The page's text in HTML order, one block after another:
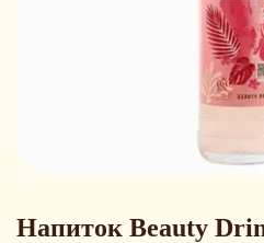
Напиток Beauty